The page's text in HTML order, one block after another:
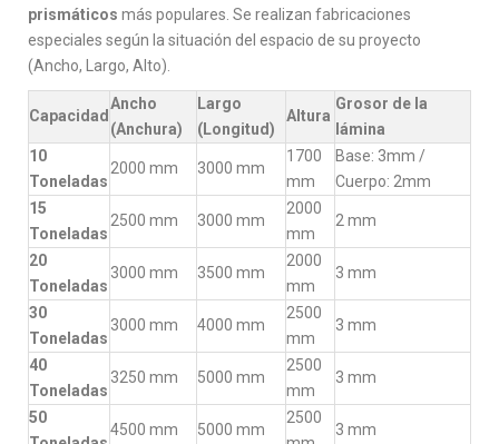
prismáticos más populares. Se realizan fabricaciones
especiales según la situación del espacio de su proyecto
(Ancho, Largo, Alto).
Capacidad
Ancho
(Anchura)
Largo
(Longitud)
Altura
Grosor de la
lámina
10
Toneladas
2000 mm 3000 mm
1700
mm
Base: 3mm /
Cuerpo: 2mm
15
Toneladas
2500 mm 3000 mm
2000
mm
2 mm
20
Toneladas
3000 mm 3500 mm
2000
mm
3 mm
30
Toneladas
3000 mm 4000 mm
2500
mm
3 mm
40
Toneladas
3250 mm 5000 mm
2500
mm
3 mm
50
4500 mm 5000 mm
2500
3 mm